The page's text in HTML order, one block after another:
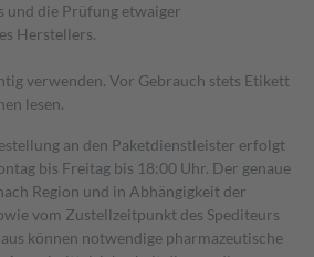
und die Prüfung etwaiger
Herstellers.
verwenden. Vor Gebrauch stets Etikett
lesen.
an den Paketdienstleister erfolgt
bis Freitag bis 18:00 Uhr. Der genaue
Region und in Abhängigkeit der
vom Zustellzeitpunkt des Spediteurs
können notwendige pharmazeutische